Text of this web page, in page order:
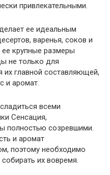
привлекательными.
ее идеальным
варенья, соков и
крупные размеры
не только для
главной составляющей,
и аромат.
всеми
Сенсация,
полностью созревшими.
и аромат
поэтому необходимо
их вовремя.